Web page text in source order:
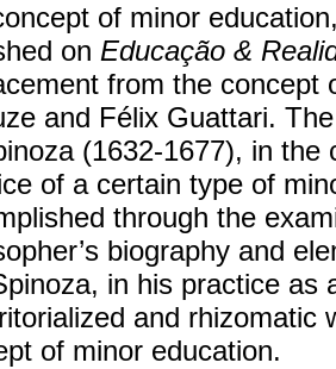
of minor
on Educação &
from the concept
and Félix Guattari.
(1632-1677), in
of a certain type of
through the
biography and
in his practice as
and rhizomatic
of minor education.